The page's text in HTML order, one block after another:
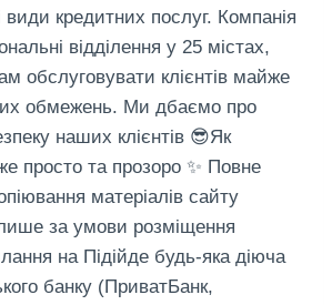
кредитних послуг. Компанія
відділення у 25 містах,
обслуговувати клієнтів майже
обмежень. Ми дбаємо про
наших клієнтів 😎Як
просто та прозоро ✨ Повне
матеріалів сайту
за умови розміщення
на Підійде будь-яка діюча
банку (ПриватБанк,